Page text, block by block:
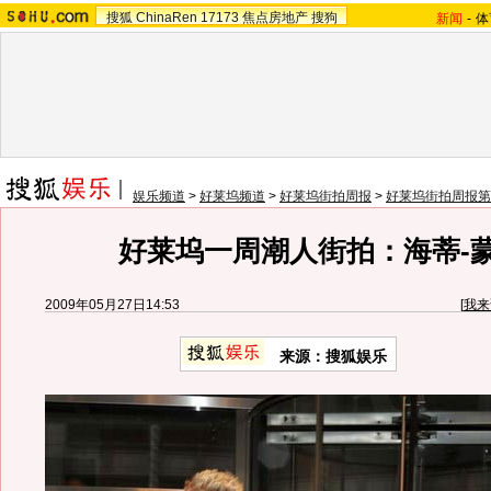
搜狐 ChinaRen 17173 焦点房地产 搜狗 新闻 -
娱乐频道 > 好莱坞频道 > 好莱坞街拍周报 > 好莱坞街拍周报
好莱坞一周潮人街拍：海蒂-
2009年05月27日14:53 [我
来源： 搜狐娱乐